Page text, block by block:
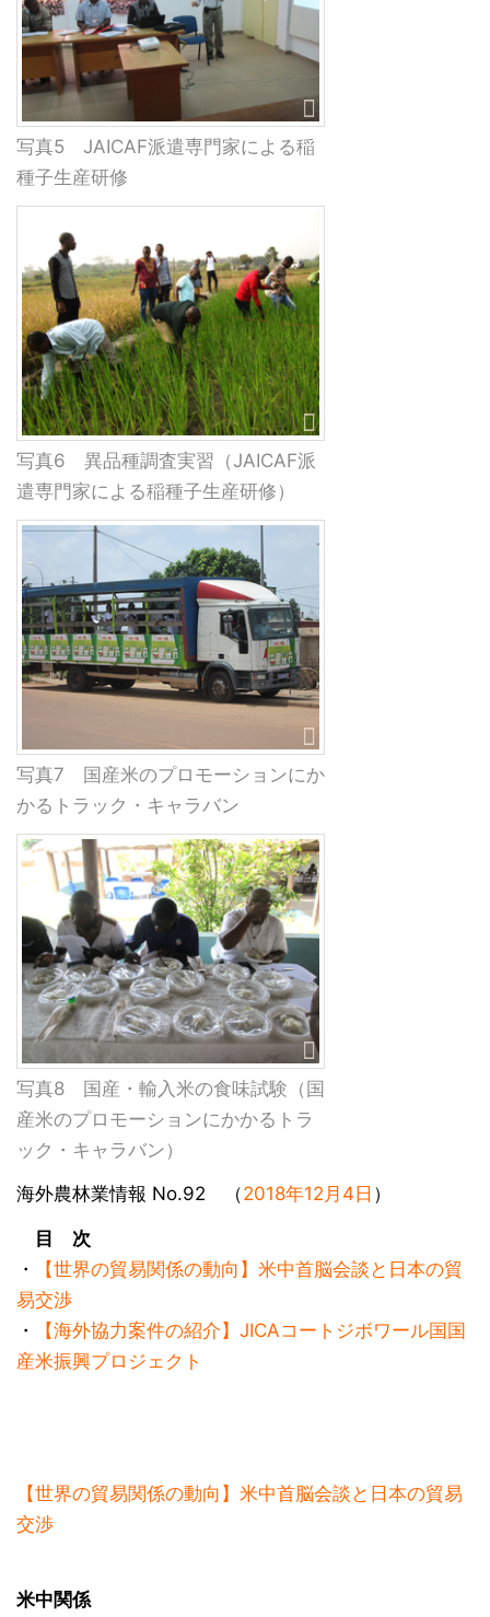
写真5 JAICAF派遣専門家による稲
種子生産研修
写真6 異品種調査実習（JAICAF派
遣専門家による稲種子生産研修）
写真7 国産米のプロモーションにか
かるトラック・キャラバン
写真8 国産・輸入米の食味試験（国
産米のプロモーションにかかるトラ
ック・キャラバン）
海外農林業情報 No.92 （2018年12月4日 ）
目 次
・
【世界の貿易関係の動向】米中首脳会談と日本の貿
易交渉
・
【海外協力案件の紹介】JICAコートジボワール国国
産米振興プロジェクト
【世界の貿易関係の動向】米中首脳会談と日本の貿易
交渉
米中関係